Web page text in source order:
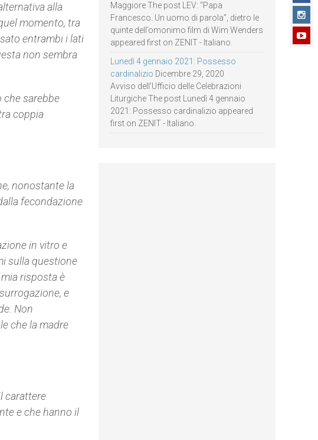
alla
momento, tra
entrambi i lati
non sembra
sarebbe
coppia
nonostante la
fecondazione
in vitro e
sulla questione
risposta è
e
Non
che la madre
carattere
e che hanno il
Maggiore The post LEV: “Papa
Francesco. Un uomo di parola”, dietro le
quinte dell’omonimo film di Wim Wenders
appeared first on ZENIT - Italiano.
Lunedì 4 gennaio 2021: Possesso
cardinalizio Dicembre 29, 2020
Avviso dell’Ufficio delle Celebrazioni
Liturgiche The post Lunedì 4 gennaio
2021: Possesso cardinalizio appeared
first on ZENIT - Italiano.